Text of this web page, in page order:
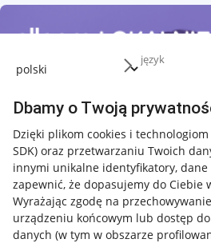
język
Dbamy o Twoją
Dzięki plikom cookies i
SDK) oraz przetwarzaniu Twoich
innymi unikalne identyfikatory,
zapewnić, że dopasujemy do Ciebie
Wyrażając zgodę na
urządzeniu końcowym lub dostęp
danych (w tym w obszarze